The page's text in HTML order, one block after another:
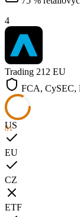
4
Trading 212 EU
FCA, CySEC,
81
US
EU
CZ
ETF